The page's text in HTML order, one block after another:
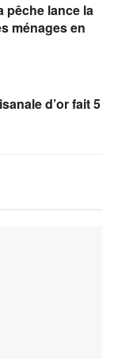
pêche lance la
ménages en
d’or fait 5